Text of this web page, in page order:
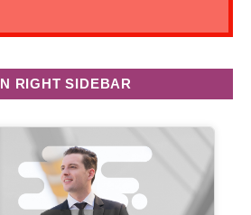
RIGHT SIDEBAR